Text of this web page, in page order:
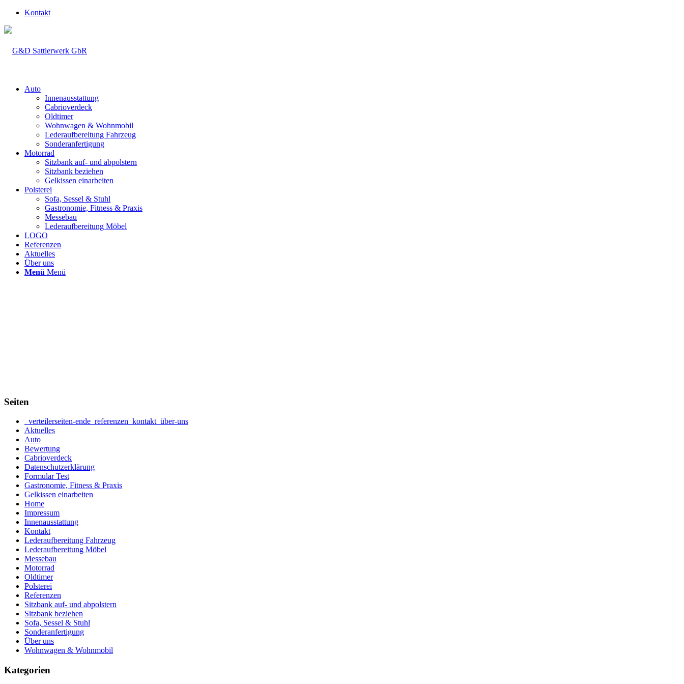
Kontakt
Auto
Innenausstattung
Cabrioverdeck
Oldtimer
Wohnwagen & Wohnmobil
Lederaufbereitung Fahrzeug
Sonderanfertigung
Motorrad
Sitzbank auf- und abpolstern
Sitzbank beziehen
Gelkissen einarbeiten
Polsterei
Sofa, Sessel & Stuhl
Gastronomie, Fitness & Praxis
Messebau
Lederaufbereitung Möbel
LOGO
Referenzen
Aktuelles
Über uns
Menü Menü
Seiten
_verteilerseiten-ende_referenzen_kontakt_über-uns
Aktuelles
Auto
Bewertung
Cabrioverdeck
Datenschutzerklärung
Formular Test
Gastronomie, Fitness & Praxis
Gelkissen einarbeiten
Home
Impressum
Innenausstattung
Kontakt
Lederaufbereitung Fahrzeug
Lederaufbereitung Möbel
Messebau
Motorrad
Oldtimer
Polsterei
Referenzen
Sitzbank auf- und abpolstern
Sitzbank beziehen
Sofa, Sessel & Stuhl
Sonderanfertigung
Über uns
Wohnwagen & Wohnmobil
Kategorien